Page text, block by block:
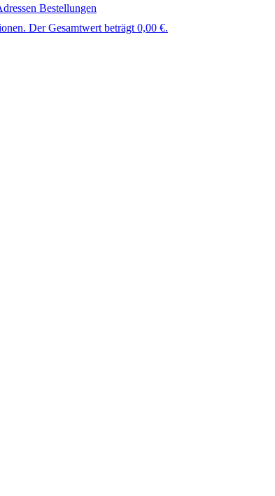
Bestellungen
Der Gesamtwert beträgt 0,00 €.